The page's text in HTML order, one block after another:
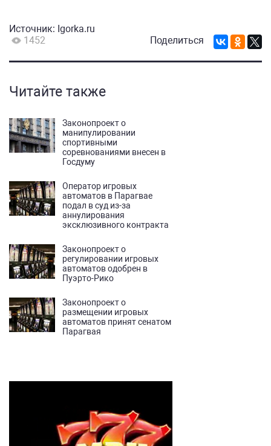
Источник: Igorka.ru
1452
Поделиться
Читайте также
Законопроект о
манипулировании
спортивными
соревнованиями внесен в
Госдуму
Оператор игровых
автоматов в Парагвае
подал в суд из-за
аннулирования
эксклюзивного контракта
Законопроект о
регулировании игровых
автоматов одобрен в
Пуэрто-Рико
Законопроект о
размещении игровых
автоматов принят сенатом
Парагвая